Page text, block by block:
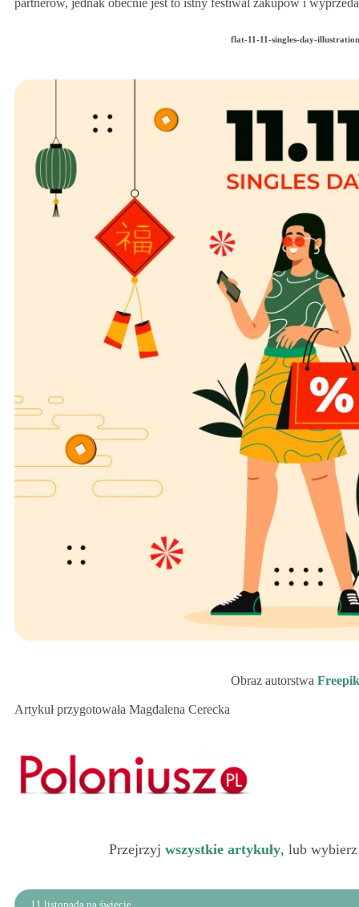
partnerów, jednak obecnie jest to istny festiwal zakupów i
flat-11-11-singles-day-illustration
Obraz autorstwa Freepik
Artykuł przygotowała Magdalena Cerecka
Przejrzyj wszystkie artykuły, lub
11 listopada na świecie